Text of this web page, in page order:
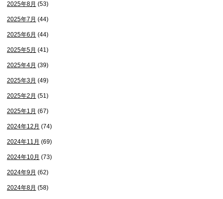
2025年8月 (53)
2025年7月 (44)
2025年6月 (44)
2025年5月 (41)
2025年4月 (39)
2025年3月 (49)
2025年2月 (51)
2025年1月 (67)
2024年12月 (74)
2024年11月 (69)
2024年10月 (73)
2024年9月 (62)
2024年8月 (58)